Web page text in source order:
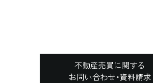
不動産売買に関する
お問い合わせ・資料請求